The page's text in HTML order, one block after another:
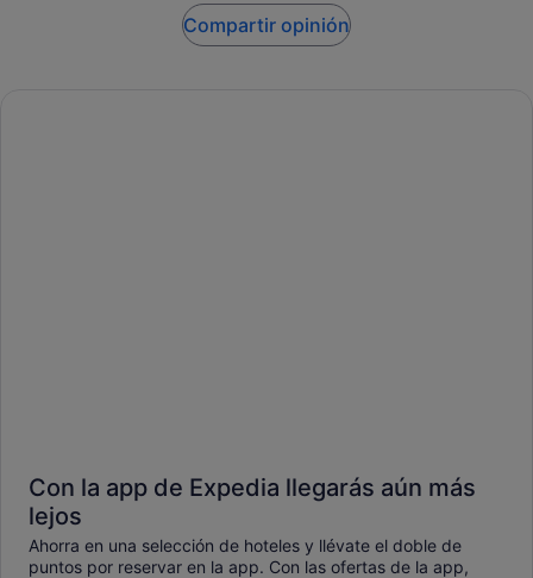
Compartir opinión
Con la app de Expedia llegarás aún más
lejos
Ahorra en una selección de hoteles y llévate el doble de
puntos por reservar en la app. Con las ofertas de la app,